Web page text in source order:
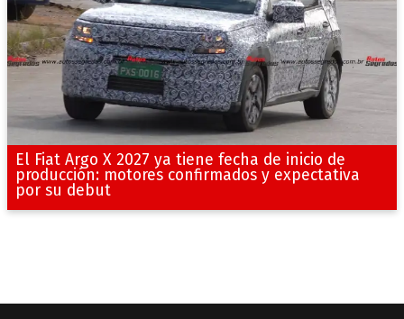
El Fiat Argo X 2027 ya tiene fecha de inicio de
producción: motores confirmados y expectativa
por su debut